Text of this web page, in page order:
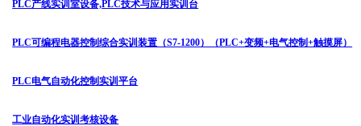
PLC产线实训室设备,PLC技术与应用实训台
PLC可编程电器控制综合实训装置（S7-1200）（PLC+变频+电气控制+触摸屏）
PLC电气自动化控制实训平台
工业自动化实训考核设备